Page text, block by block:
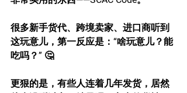
很多新手货代、跨境卖家、进口商听到
这玩意儿，第一反应是：“啥玩意儿？能
吃吗？” 🤔
更狠的是，有些人连着几年发货，居然